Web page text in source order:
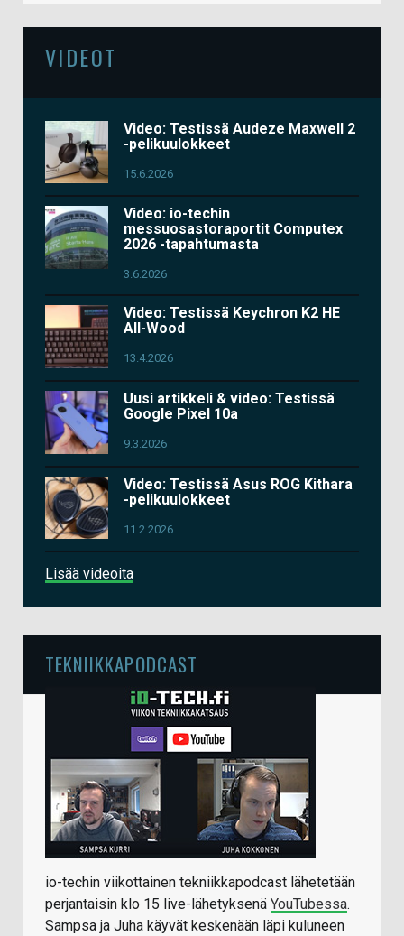
VIDEOT
Video: Testissä Audeze Maxwell 2
-pelikuulokkeet
15.6.2026
Video: io-techin
messuosastoraportit Computex
2026 -tapahtumasta
3.6.2026
Video: Testissä Keychron K2 HE
All-Wood
13.4.2026
Uusi artikkeli & video: Testissä
Google Pixel 10a
9.3.2026
Video: Testissä Asus ROG Kithara
-pelikuulokkeet
11.2.2026
Lisää videoita
TEKNIIKKAPODCAST
io-techin viikottainen tekniikkapodcast lähetetään
perjantaisin klo 15 live-lähetyksenä YouTubessa.
Sampsa ja Juha käyvät keskenään läpi kuluneen